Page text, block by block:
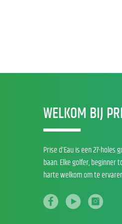
WELKOM BIJ
Prise d’Eau is een 27-
baan. Elke golfer, beginner
harte welkom om te